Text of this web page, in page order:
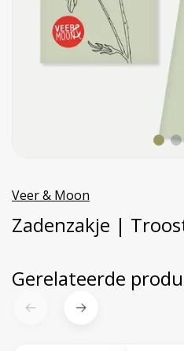
Veer & Moon
Zadenzakje |
Gerelateerde